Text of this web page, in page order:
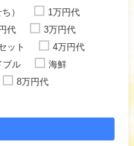
）
1万円代
代
3万円代
ット
4万円代
ブル
海鮮
8万円代